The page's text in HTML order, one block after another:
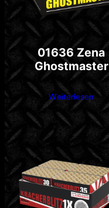
01636 Zena
Ghostmaster
Weiterlesen